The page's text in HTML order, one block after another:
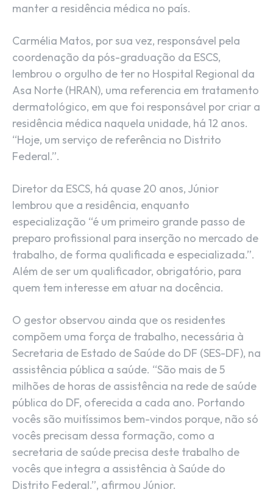
manter a residência médica no país.
Carmélia Matos, por sua vez, responsável pela
coordenação da pós-graduação da ESCS,
lembrou o orgulho de ter no Hospital Regional da
Asa Norte (HRAN), uma referencia em tratamento
dermatológico, em que foi responsável por criar a
residência médica naquela unidade, há 12 anos.
“Hoje, um serviço de referência no Distrito
Federal.”.
Diretor da ESCS, há quase 20 anos, Júnior
lembrou que a residência, enquanto
especialização “é um primeiro grande passo de
preparo profissional para inserção no mercado de
trabalho, de forma qualificada e especializada.”.
Além de ser um qualificador, obrigatório, para
quem tem interesse em atuar na docência.
O gestor observou ainda que os residentes
compõem uma força de trabalho, necessária à
Secretaria de Estado de Saúde do DF (SES-DF), na
assistência pública a saúde. “São mais de 5
milhões de horas de assistência na rede de saúde
pública do DF, oferecida a cada ano. Portando
vocês são muitíssimos bem-vindos porque, não só
vocês precisam dessa formação, como a
secretaria de saúde precisa deste trabalho de
vocês que integra a assistência à Saúde do
Distrito Federal.”, afirmou Júnior.